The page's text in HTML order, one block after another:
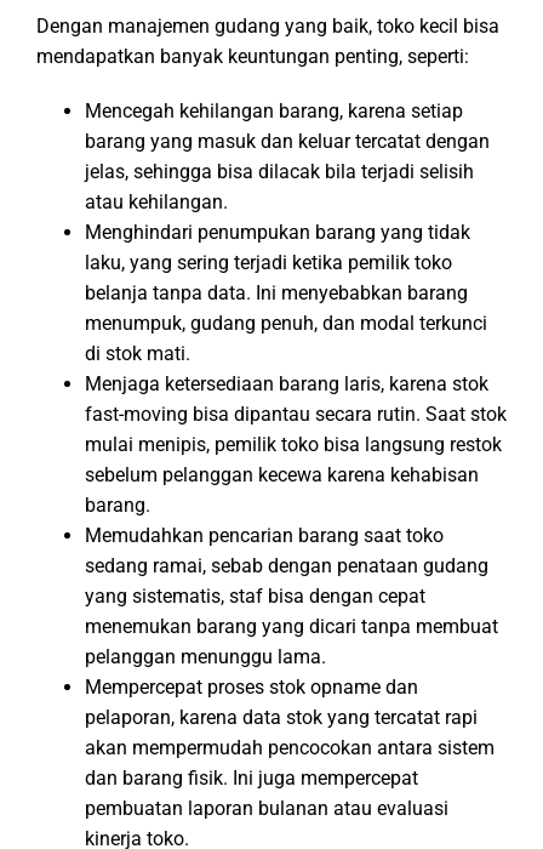
Dengan manajemen gudang yang baik, toko kecil bisa
mendapatkan banyak keuntungan penting, seperti:
Mencegah kehilangan barang, karena setiap
barang yang masuk dan keluar tercatat dengan
jelas, sehingga bisa dilacak bila terjadi selisih
atau kehilangan.
Menghindari penumpukan barang yang tidak
laku, yang sering terjadi ketika pemilik toko
belanja tanpa data. Ini menyebabkan barang
menumpuk, gudang penuh, dan modal terkunci
di stok mati.
Menjaga ketersediaan barang laris, karena stok
fast-moving bisa dipantau secara rutin. Saat stok
mulai menipis, pemilik toko bisa langsung restok
sebelum pelanggan kecewa karena kehabisan
barang.
Memudahkan pencarian barang saat toko
sedang ramai, sebab dengan penataan gudang
yang sistematis, staf bisa dengan cepat
menemukan barang yang dicari tanpa membuat
pelanggan menunggu lama.
Mempercepat proses stok opname dan
pelaporan, karena data stok yang tercatat rapi
akan mempermudah pencocokan antara sistem
dan barang fisik. Ini juga mempercepat
pembuatan laporan bulanan atau evaluasi
kinerja toko.